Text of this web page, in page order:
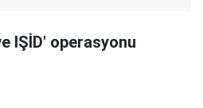
IŞİD' operasyonu